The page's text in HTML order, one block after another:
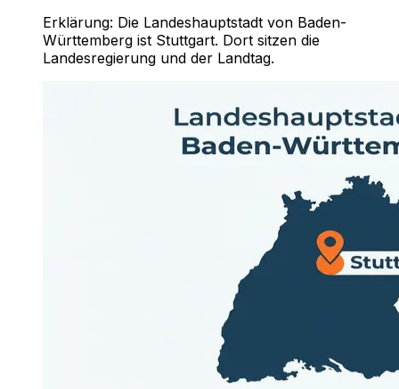
Erklärung: Die Landeshauptstadt von Baden-
Württemberg ist Stuttgart. Dort sitzen die
Landesregierung und der Landtag.